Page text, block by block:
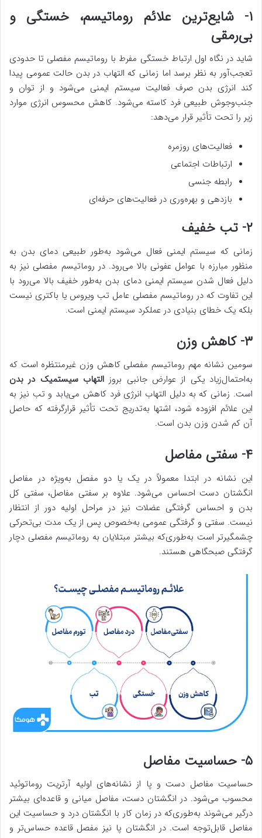
۱- شایع‌ترین علائم روماتیسم، خستگی و
بی‌رمقی
شاید در نگاه اول ارتباط خستگی مفرط با روماتیسم مفصلی تا حدودی
تعجب‌آور به نظر برسد اما زمانی که التهاب در بدن حالت عمومی پیدا
کند انرژی بدن صرف فعالیت سیستم ایمنی می‌شود و از توان و
جنب‌وجوش طبیعی فرد کاسته می‌شود. کاهش محسوس انرژی موارد
زیر را تحت تأثیر قرار می‌دهد:
فعالیت‌های روزمره
ارتباطات اجتماعی
رابطه جنسی
بازدهی و بهره‌وری در فعالیت‌های حرفه‌ای
۲- تب خفیف
زمانی که سیستم ایمنی فعال می‌شود به‌طور طبیعی دمای بدن به
منظور مبارزه با عوامل عفونی بالا می‌رود. در روماتیسم مفصلی نیز به
دلیل فعال شدن سیستم ایمنی دمای بدن به‌طور خفیف بالا می‌رود با
این تفاوت که در روماتیسم مفصلی عامل تب ویروس یا باکتری نیست
بلکه یک خطای بنیادی در عملکرد سیستم ایمنی است.
۳- کاهش وزن
سومین نشانه مهم روماتیسم مفصلی کاهش وزن غیرمنتظره است که
به‌احتمال‌زیاد یکی از عوارض جانبی بروزالتهاب سیستمیک در بدن
است. زمانی که به دلیل التهاب انرژی فرد کاهش می‌یابد و تب نیز به
این علائم افزوده شود، اشتها به‌تدریج تحت تأثیر قرارگرفته که حاصل
آن کم شدن وزن بدن است.
۴- سفتی مفاصل
این نشانه در ابتدا معمولاً در یک یا دو مفصل به‌ویژه در مفاصل
انگشتان دست احساس می‌شود. علاوه بر سفتی مفاصل، سفتی کل
بدن و احساس گرفتگی عضلات نیز در مراحل اولیه دور از انتظار
نیست. سفتی و گرفتگی عمومی به‌خصوص پس از یک مدت بی‌تحرکی
چشمگیرتر است به‌طوری‌که بیشتر مبتلایان به روماتیسم مفصلی دچار
گرفتگی صبحگاهی هستند.
۵- حساسیت مفاصل
حساسیت مفاصل دست و پا از نشانه‌های اولیه آرتریت روماتوئید
محسوب می‌شود. در انگشتان دست، مفاصل میانی و قاعده‌ای بیشتر
درگیر می‌شوند به‌طوری‌که در زمان کار با انگشتان درد و حساسیت این
مفاصل قابل‌توجه است. در انگشتان پا نیز مفصل قاعده حساس‌تر و